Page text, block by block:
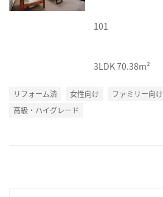
101
3LDK70.38m²
リフォーム済 女性向け ファミリー向け
高級・ハイグレード